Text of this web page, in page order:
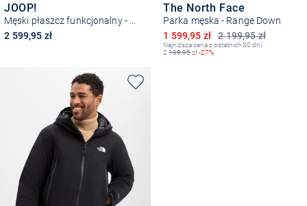
JOOP!
2 599,95 zł
The North Face
Parka męska - Range Down
2 199,95 zł
Obniżona cena
1 599,95 zł
Najniższa cena z ostatnich 30 dni:
2 199,95zł-27%